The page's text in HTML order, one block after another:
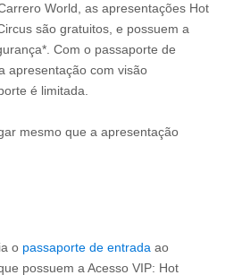
World, as apresentações Hot
são gratuitos, e possuem a
Com o passaporte de
apresentação com visão
é limitada.
mesmo que a apresentação
o passaporte de entrada ao
possuem a Acesso VIP: Hot